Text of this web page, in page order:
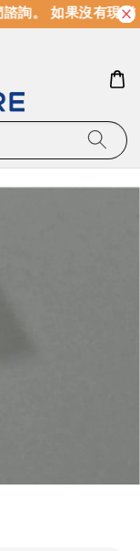
。 如果沒有現貨